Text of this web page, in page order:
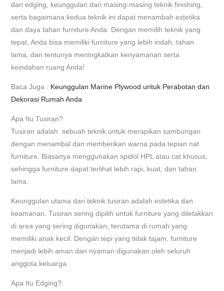
dan edging, keunggulan dari masing-masing teknik finishing,
serta bagaimana kedua teknik ini dapat menambah estetika
dan daya tahan furniture Anda. Dengan memilih teknik yang
tepat, Anda bisa memiliki furniture yang lebih indah, tahan
lama, dan tentunya meningkatkan kenyamanan serta
keindahan ruang Anda!
Baca Juga : Keunggulan Marine Plywood untuk Perabotan dan
Dekorasi Rumah Anda
Apa Itu Tusiran?
Tusiran adalah sebuah teknik untuk merapikan sambungan
dengan menambal dan memberikan warna pada tepian nat
furniture. Biasanya menggunakan spidol HPL atau cat khusus,
sehingga furniture dapat terlihat lebih rapi, kuat, dan tahan
lama.
Keunggulan utama dari teknik tusiran adalah estetika dan
keamanan. Tusiran sering dipilih untuk furniture yang diletakkan
di area yang sering digunakan, terutama di rumah yang
memiliki anak kecil. Dengan tepi yang tidak tajam, furniture
menjadi lebih aman dan nyaman digunakan oleh seluruh
anggota keluarga.
Apa Itu Edging?